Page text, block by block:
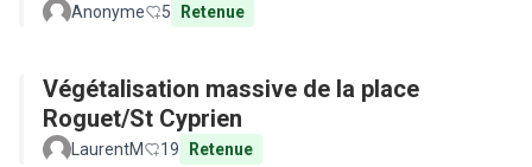
Anonyme 5 Retenue
Végétalisation massive de la place
Roguet/St Cyprien
LaurentM 19 Retenue